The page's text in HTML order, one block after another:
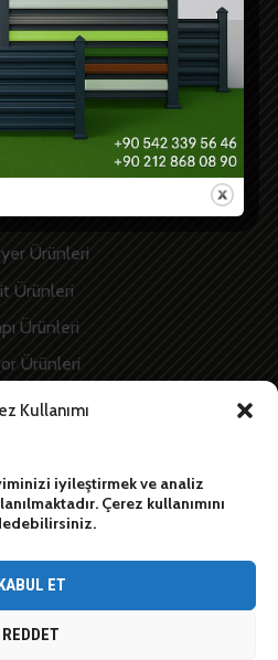
Kullanımı
iyileştirmek ve analiz
Çerez kullanımını
ET
REDDET
Ürünler
S.S.S
Projeler
İletişim
Ürünleri
Ürünleri
Ürünleri
Ürünleri
Ürünleri
YAZIN
contact form”]